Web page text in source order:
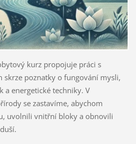
kurz propojuje práci s
skrze poznatky o fungování mysli,
a energetické techniky. V
se zastavíme, abychom
uvolnili vnitřní bloky a obnovili